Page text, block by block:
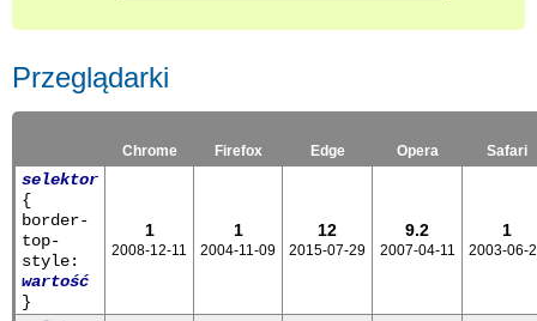
Przeglądarki
Chrome Firefox Edge Opera Safari
selektor
{
border-
top-
style:
wartość
}
1
2008-12-11
1
2004-11-09
12
2015-07-29
9.2
2007-04-11
1
2003-06-